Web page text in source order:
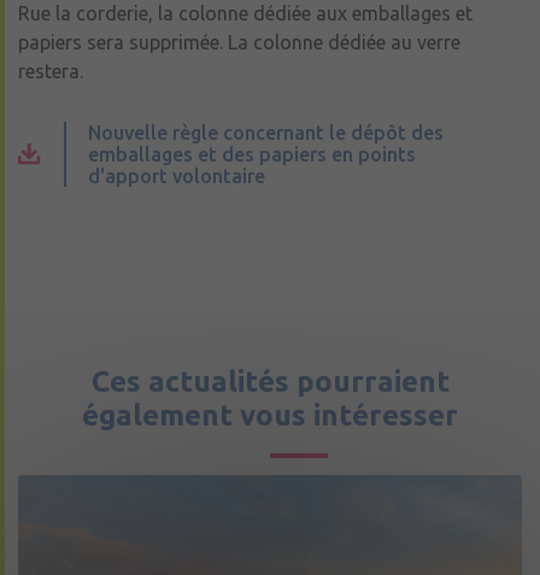
Rue la corderie, la colonne dédiée aux emballages et
papiers sera supprimée. La colonne dédiée au verre
restera.
Nouvelle règle concernant le dépôt des
emballages et des papiers en points
d'apport volontaire
Ces actualités pourraient
également vous intéresser